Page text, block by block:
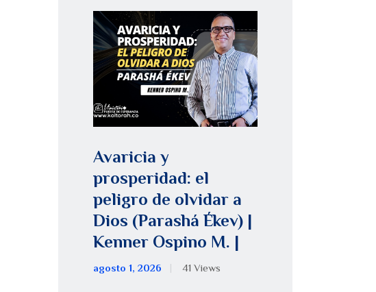
Avaricia y
prosperidad: el
peligro de olvidar a
Dios (Parashá Ékev) |
Kenner Ospino M. |
agosto 1, 2026 41 Views